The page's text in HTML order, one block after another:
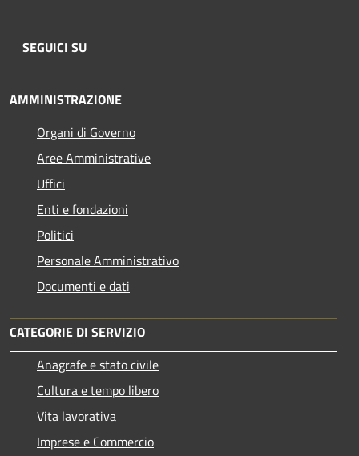
SEGUICI SU
AMMINISTRAZIONE
Organi di Governo
Aree Amministrative
Uffici
Enti e fondazioni
Politici
Personale Amministrativo
Documenti e dati
CATEGORIE DI SERVIZIO
Anagrafe e stato civile
Cultura e tempo libero
Vita lavorativa
Imprese e Commercio